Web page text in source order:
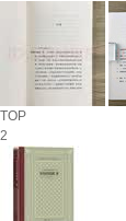
TOP
2